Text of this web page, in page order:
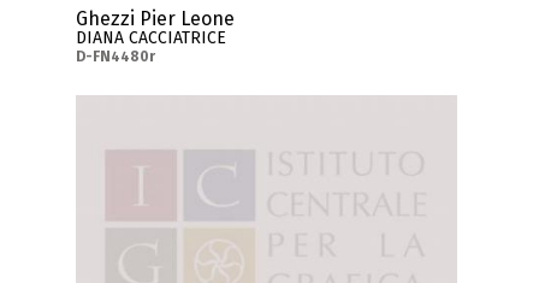
Ghezzi Pier Leone
DIANA CACCIATRICE
D-FN4480r